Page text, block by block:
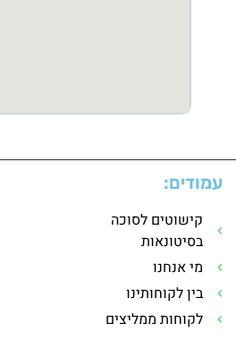
עמודים:
קישוטים לסוכה
בסיטונאות
מי אנחנו
בין לקוחותינו
לקוחות ממליצים